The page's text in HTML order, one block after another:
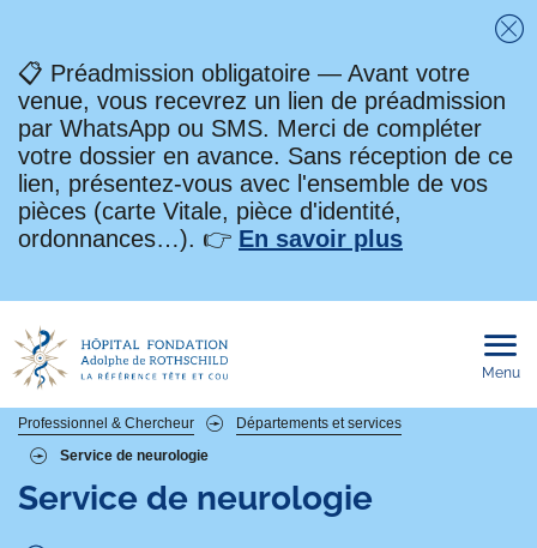
📋 Préadmission obligatoire — Avant votre
venue, vous recevrez un lien de préadmission
par WhatsApp ou SMS. Merci de compléter
votre dossier en avance. Sans réception de ce
lien, présentez-vous avec l'ensemble de vos
pièces (carte Vitale, pièce d'identité,
ordonnances…). 👉 En savoir plus
Menu
Fil
d'Ariane
Professionnel & Chercheur
Départements et services
Service de neurologie
Service de neurologie